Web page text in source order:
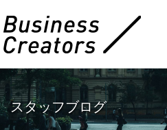
スタッフブログ